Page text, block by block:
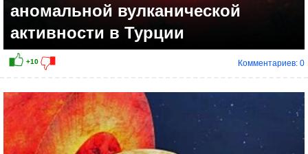
аномальной вулканической
активности в Турции
Комментариев: 0